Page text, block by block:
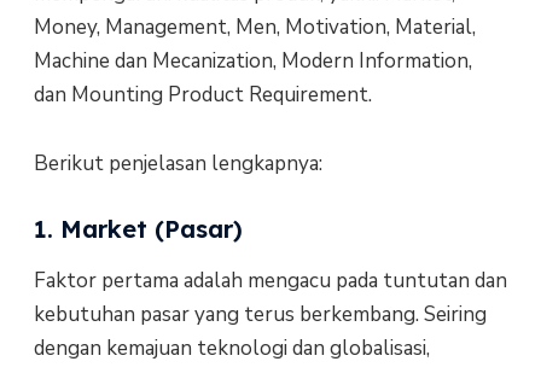
Money, Management, Men, Motivation, Material,
Machine dan Mecanization, Modern Information,
dan Mounting Product Requirement.
Berikut penjelasan lengkapnya:
1. Market (Pasar)
Faktor pertama adalah mengacu pada tuntutan dan
kebutuhan pasar yang terus berkembang. Seiring
dengan kemajuan teknologi dan globalisasi,